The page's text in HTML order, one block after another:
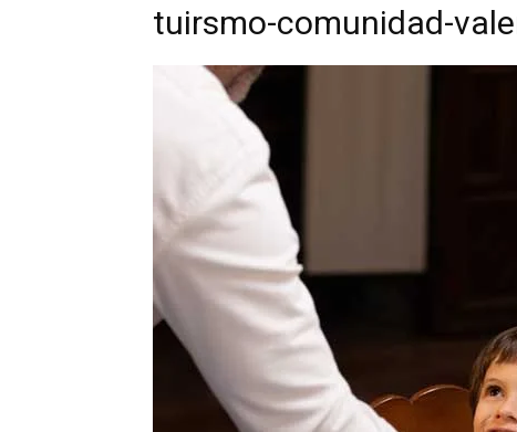
tuirsmo-comunidad-